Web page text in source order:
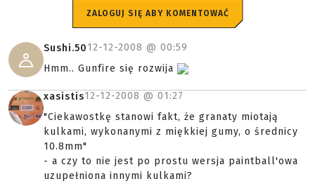
ZALOGUJ SIĘ ABY KOMENTOWAĆ
Sushi.5012-12-2008 @ 00:59
Hmm.. Gunfire się rozwija
xasistis12-12-2008 @ 01:27
"Ciekawostkę stanowi fakt, że granaty miotają
kulkami, wykonanymi z miękkiej gumy, o średnicy
10.8mm"
- a czy to nie jest po prostu wersja paintball'owa
uzupełniona innymi kulkami?